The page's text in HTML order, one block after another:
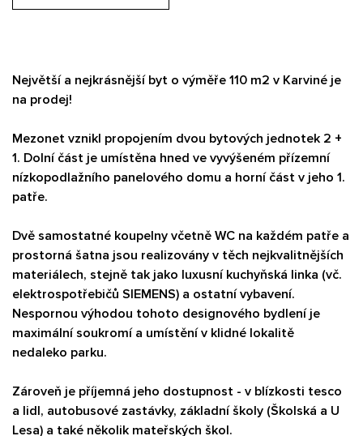
Největší a nejkrásnější byt o výměře 110 m2 v Karviné je
na prodej!
Mezonet vznikl propojením dvou bytových jednotek 2 +
1. Dolní část je umístěna hned ve vyvýšeném přízemní
nízkopodlažního panelového domu a horní část v jeho 1.
patře.
Dvě samostatné koupelny včetně WC na každém patře a
prostorná šatna jsou realizovány v těch nejkvalitnějších
materiálech, stejně tak jako luxusní kuchyňská linka (vč.
elektrospotřebičů SIEMENS) a ostatní vybavení.
Nespornou výhodou tohoto designového bydlení je
maximální soukromí a umístění v klidné lokalitě
nedaleko parku.
Zároveň je příjemná jeho dostupnost - v blízkosti tesco
a lidl, autobusové zastávky, základní školy (Školská a U
Lesa) a také několik mateřských škol.